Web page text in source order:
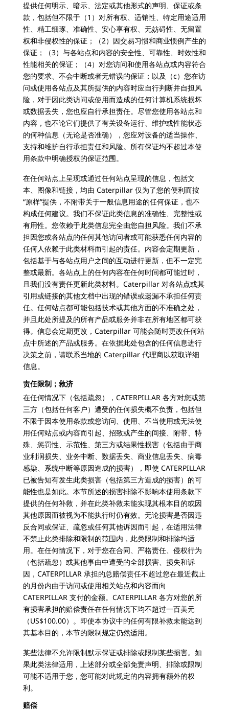
提供任何明示、暗示、法定或其他形式的声明、保证或条
款，包括但不限于（1）对所有权、适销性、特定用途适用
性、精工细琢、准确性、安心享有权、无妨碍性、无留置
权和非侵权性的保证；（2）因交易习惯和商业惯例产生的
保证；（3）与各站点和内容的安全性、可靠性、时效性和
性能相关的保证；（4）对您访问和使用各站点或内容符合
您的要求、不会中断或者无错误的保证；以及（c）您在访
问或使用各站点及其所提供的内容时应自行判断并自担风
险，对于因此类访问或使用而造成的任何计算机系统损坏
或数据丢失，您也应自行承担责任。尽管您使用各站点和
内容，也不论它们提供了有关设备运行、维护或性能状态
的何种信息（无论是否准确），您应对设备的适当操作、
支持和维护自行承担责任和风险。所有保证均不超过本使
用条款中明确授权的保证范围。
在任何站点上呈现或通过任何站点呈现的信息，包括文
本、图像和链接，均由 Caterpillar 仅为了您的便利而按
“原样”提供，不附带关于一般信息用途的任何保证，也不
构成任何建议。我们不保证此类信息的准确性、完整性或
有用性。您依赖于此类信息完全由您自担风险。我们不承
担因您或各站点的任何其他访问者或可能获悉任何内容的
任何人依赖于此类材料而引起的责任。内容会定期更新，
包括基于与各站点用户之间的互动进行更新，但不一定完
整或最新。各站点上的任何内容在任何时间都可能过时，
且我们没有责任更新此类材料。Caterpillar 对各站点或其
引用或链接的其他文档中出现的错误或遗漏不承担任何责
任。任何站点都可能包括技术或其他方面的不准确之处，
并且此处所提及的所有产品或服务并非在所有地区都可获
得。信息会定期更改，Caterpillar 可能会随时更改任何站
点中所述的产品或服务。在依据此处包含的任何信息进行
决策之前，请联系当地的 Caterpillar 代理商以获取详细
信息。
责任限制；救济
在任何情况下（包括疏忽），CATERPILLAR 各方对您或第
三方（包括任何客户）遭受的任何损失概不负责，包括但
不限于因本使用条款或您访问、使用、不当使用或无法使
用任何站点或内容而引起、招致或产生的间接、附带、特
殊、惩罚性、示范性、第三方或结果性损害（包括由于商
业利润损失、业务中断、数据丢失、商业信息丢失、病毒
感染、系统中断等原因造成的损害），即使 CATERPILLAR
已被告知有发生此类损害（包括第三方造成的损害）的可
能性也是如此。本节所述的损害排除不影响本使用条款下
提供的任何补救，并在此类补救未能实现其根本目的或因
其他原因而被视为不能执行时仍有效。无论损害是否因违
反合同或保证、疏忽或任何其他诉因而引起，在适用法律
不禁止此类排除和限制的范围内，此类限制和排除均适
用。在任何情况下，对于您在合同、严格责任、侵权行为
（包括疏忽）或其他事由中遭受的全部损害、损失和诉
因，CATERPILLAR 承担的总赔偿责任不超过您在最近截止
的月份内由于访问或使用相关站点和内容而向
CATERPILLAR 支付的金额。CATERPILLAR 各方对您的所
有损害承担的赔偿责任在任何情况下均不超过一百美元
（US$100.00）。即使本协议中的任何有限补救未能达到
其基本目的，本节的限制规定仍然适用。
某些法律不允许限制默示保证或排除或限制某些损害。如
果此类法律适用，上述部分或全部免责声明、排除或限制
可能不适用于您，您可能对此规定的内容拥有额外的权
利。
赔偿